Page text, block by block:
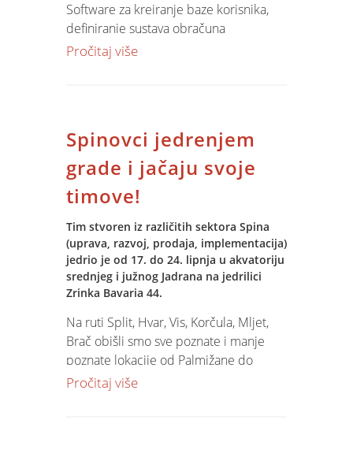
Software za kreiranje baze korisnika,
definiranje sustava obračuna
komunalnih usluga, evidenciju utrošaka,
poslovnih procesa.
Više o Komunalis-u....
Pročitaj više
Spinovci jedrenjem
grade i jačaju svoje
timove!
Tim stvoren iz različitih sektora Spina
(uprava, razvoj, prodaja, implementacija)
jedrio je od 17. do 24. lipnja u akvatoriju
srednjeg i južnog Jadrana na jedrilici
Zrinka Bavaria 44.
Na ruti Split, Hvar, Vis, Korčula, Mljet,
Brač obišli smo sve poznate i manje
poznate lokacije od Palmižane do
Šćedra, Uvale luke, Vrboske, Bola......
Pročitaj više